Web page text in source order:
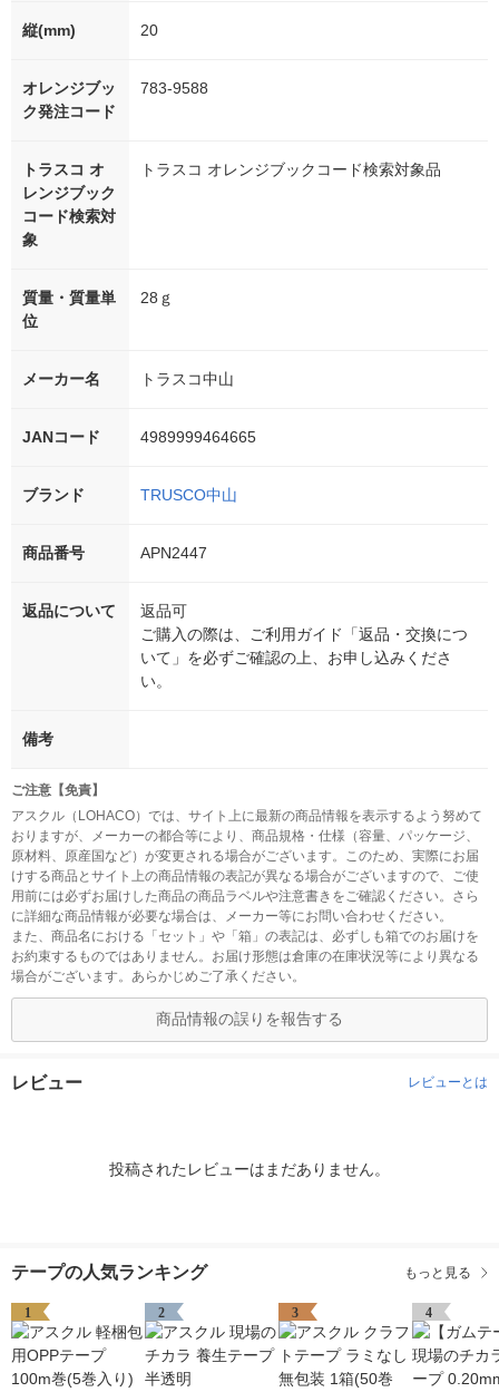
縦(mm) 20
オレンジブッ
ク発注コード
783-9588
トラスコ オ
レンジブック
コード検索対
象
トラスコ オレンジブックコード検索対象品
質量・質量単
位
28ｇ
メーカー名 トラスコ中山
JANコード 4989999464665
ブランド TRUSCO中山
商品番号 APN2447
返品について
返品可
ご購入の際は、ご利用ガイド「返品・交換につ
いて」を必ずご確認の上、お申し込みくださ
い。
備考
ご注意【免責】
アスクル（LOHACO）では、サイト上に最新の商品情報を表示するよう努めて
おりますが、メーカーの都合等により、商品規格・仕様（容量、パッケージ、
原材料、原産国など）が変更される場合がございます。このため、実際にお届
けする商品とサイト上の商品情報の表記が異なる場合がございますので、ご使
用前には必ずお届けした商品の商品ラベルや注意書きをご確認ください。さら
に詳細な商品情報が必要な場合は、メーカー等にお問い合わせください。
また、商品名における「セット」や「箱」の表記は、必ずしも箱でのお届けを
お約束するものではありません。お届け形態は倉庫の在庫状況等により異なる
場合がございます。あらかじめご了承ください。
商品情報の誤りを報告する
レビュー レビューとは
投稿されたレビューはまだありません。
テープの人気ランキング もっと見る
1 2 3 4